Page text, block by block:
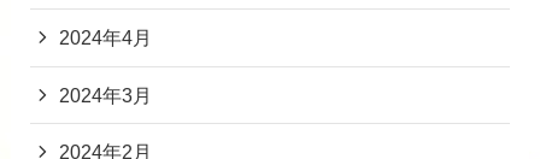
2024年4月
2024年3月
2024年2月